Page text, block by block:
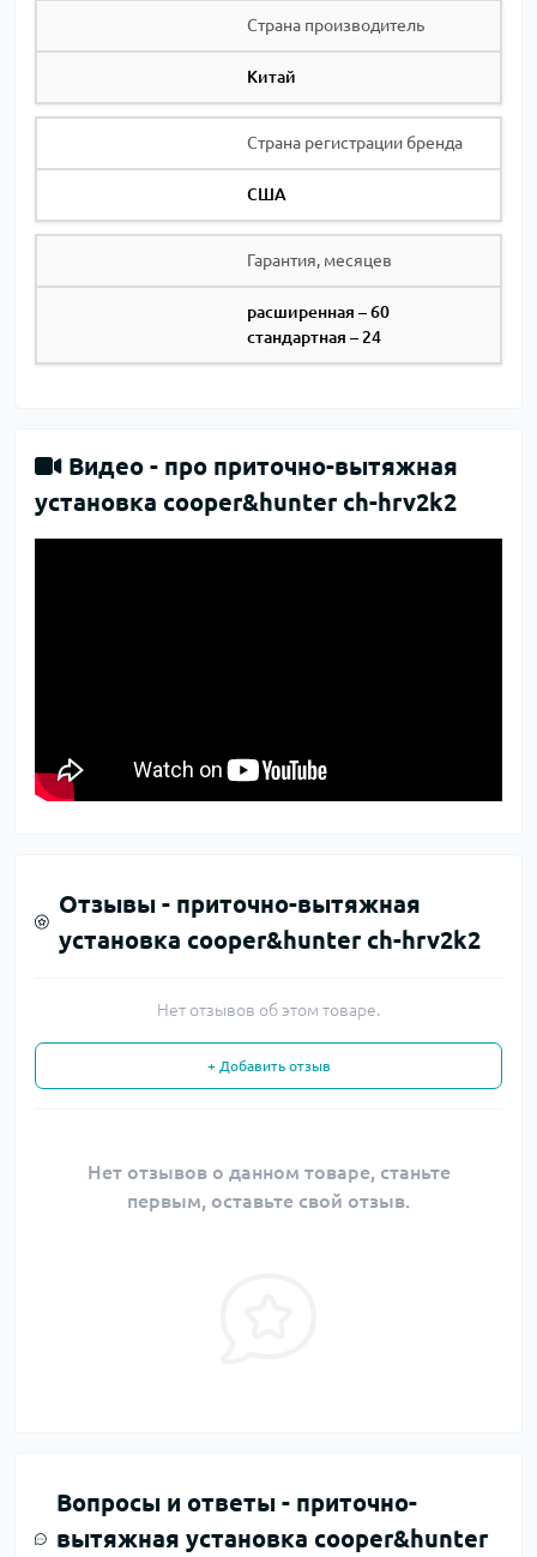
Страна производитель
Китай
Страна регистрации бренда
США
Гарантия, месяцев
расширенная – 60
стандартная – 24
Видео - про приточно-вытяжная
установка cooper&hunter ch-hrv2k2
Отзывы - приточно-вытяжная
установка cooper&hunter ch-hrv2k2
Нет отзывов об этом товаре.
+ Добавить отзыв
Нет отзывов о данном товаре, станьте
первым, оставьте свой отзыв.
Вопросы и ответы - приточно-
вытяжная установка cooper&hunter